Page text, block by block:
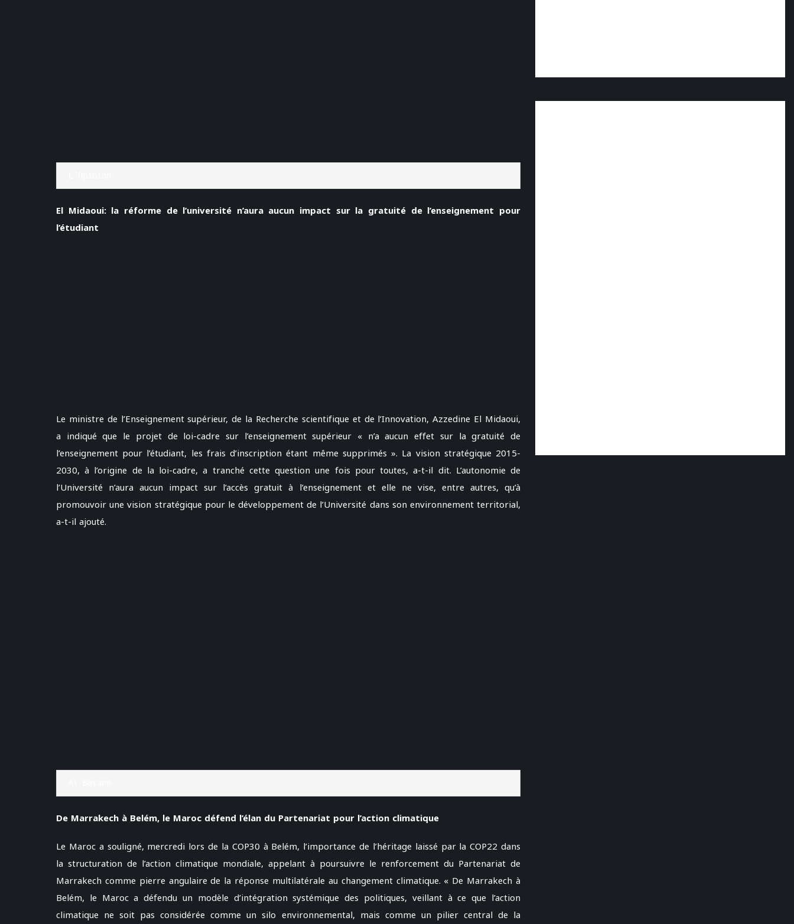
El Midaoui: la réforme de l’université n’aura aucun impact sur la gratuité de l’enseignement pour
l’étudiant
Le ministre de l’Enseignement supérieur, de la Recherche scientifique et de l’Innovation, Azzedine El Midaoui,
a indiqué que le projet de loi-cadre sur l’enseignement supérieur « n’a aucun effet sur la gratuité de
l’enseignement pour l’étudiant, les frais d’inscription étant même supprimés ». La vision stratégique 2015-
2030, à l’origine de la loi-cadre, a tranché cette question une fois pour toutes, a-t-il dit. L’autonomie de
l’Université n’aura aucun impact sur l’accès gratuit à l’enseignement et elle ne vise, entre autres, qu’à
promouvoir une vision stratégique pour le développement de l’Université dans son environnement territorial,
a-t-il ajouté.
De Marrakech à Belém, le Maroc défend l’élan du Partenariat pour l’action climatique
Le Maroc a souligné, mercredi lors de la COP30 à Belém, l’importance de l’héritage laissé par la COP22 dans
la structuration de l’action climatique mondiale, appelant à poursuivre le renforcement du Partenariat de
Marrakech comme pierre angulaire de la réponse multilatérale au changement climatique. « De Marrakech à
Belém, le Maroc a défendu un modèle d’intégration systémique des politiques, veillant à ce que l’action
climatique ne soit pas considérée comme un silo environnemental, mais comme un pilier central de la